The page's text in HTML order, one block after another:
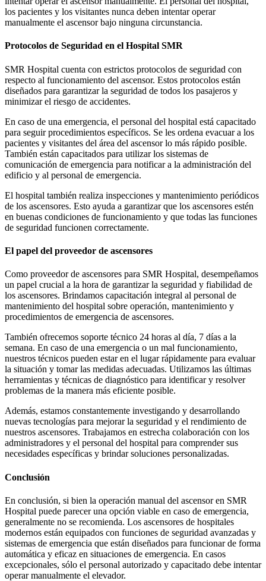
los pacientes y los visitantes nunca deben intentar operar
manualmente el ascensor bajo ninguna circunstancia.
Protocolos de Seguridad en el Hospital SMR
SMR Hospital cuenta con estrictos protocolos de seguridad con
respecto al funcionamiento del ascensor. Estos protocolos están
diseñados para garantizar la seguridad de todos los pasajeros y
minimizar el riesgo de accidentes.
En caso de una emergencia, el personal del hospital está capacitado
para seguir procedimientos específicos. Se les ordena evacuar a los
pacientes y visitantes del área del ascensor lo más rápido posible.
También están capacitados para utilizar los sistemas de
comunicación de emergencia para notificar a la administración del
edificio y al personal de emergencia.
El hospital también realiza inspecciones y mantenimiento periódicos
de los ascensores. Esto ayuda a garantizar que los ascensores estén
en buenas condiciones de funcionamiento y que todas las funciones
de seguridad funcionen correctamente.
El papel del proveedor de ascensores
Como proveedor de ascensores para SMR Hospital, desempeñamos
un papel crucial a la hora de garantizar la seguridad y fiabilidad de
los ascensores. Brindamos capacitación integral al personal de
mantenimiento del hospital sobre operación, mantenimiento y
procedimientos de emergencia de ascensores.
También ofrecemos soporte técnico 24 horas al día, 7 días a la
semana. En caso de una emergencia o un mal funcionamiento,
nuestros técnicos pueden estar en el lugar rápidamente para evaluar
la situación y tomar las medidas adecuadas. Utilizamos las últimas
herramientas y técnicas de diagnóstico para identificar y resolver
problemas de la manera más eficiente posible.
Además, estamos constantemente investigando y desarrollando
nuevas tecnologías para mejorar la seguridad y el rendimiento de
nuestros ascensores. Trabajamos en estrecha colaboración con los
administradores y el personal del hospital para comprender sus
necesidades específicas y brindar soluciones personalizadas.
Conclusión
En conclusión, si bien la operación manual del ascensor en SMR
Hospital puede parecer una opción viable en caso de emergencia,
generalmente no se recomienda. Los ascensores de hospitales
modernos están equipados con funciones de seguridad avanzadas y
sistemas de emergencia que están diseñados para funcionar de forma
automática y eficaz en situaciones de emergencia. En casos
excepcionales, sólo el personal autorizado y capacitado debe intentar
operar manualmente el elevador.